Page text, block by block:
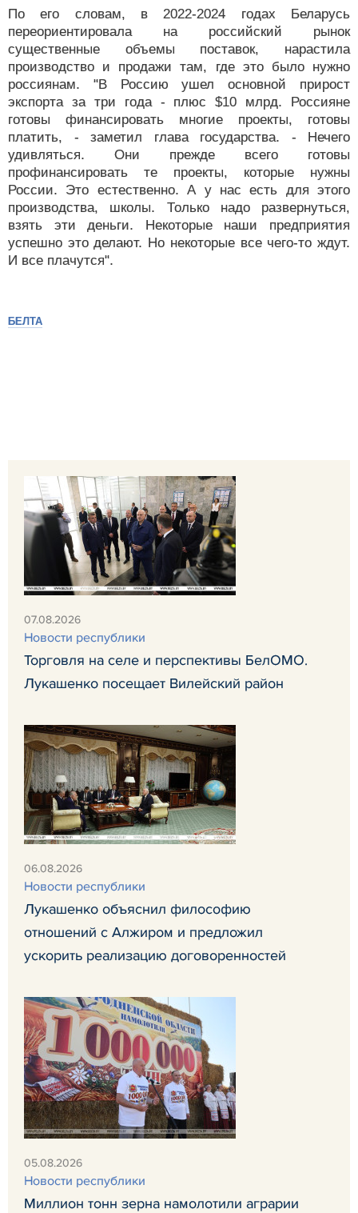
По его словам, в 2022-2024 годах Беларусь
переориентировала на российский рынок
существенные объемы поставок, нарастила
производство и продажи там, где это было нужно
россиянам. "В Россию ушел основной прирост
экспорта за три года - плюс $10 млрд. Россияне
готовы финансировать многие проекты, готовы
платить, - заметил глава государства. - Нечего
удивляться. Они прежде всего готовы
профинансировать те проекты, которые нужны
России. Это естественно. А у нас есть для этого
производства, школы. Только надо развернуться,
взять эти деньги. Некоторые наши предприятия
успешно это делают. Но некоторые все чего-то ждут.
И все плачутся".
БЕЛТА
07.08.2026
Новости республики
Торговля на селе и перспективы БелОМО.
Лукашенко посещает Вилейский район
06.08.2026
Новости республики
Лукашенко объяснил философию
отношений с Алжиром и предложил
ускорить реализацию договоренностей
05.08.2026
Новости республики
Миллион тонн зерна намолотили аграрии